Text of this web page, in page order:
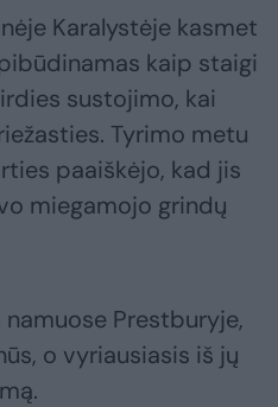
Karalystėje kasmet
kaip staigi
sustojimo, kai
Tyrimo metu
paaiškėjo, kad jis
miegamojo grindų
Prestburyje,
o vyriausiasis iš jų